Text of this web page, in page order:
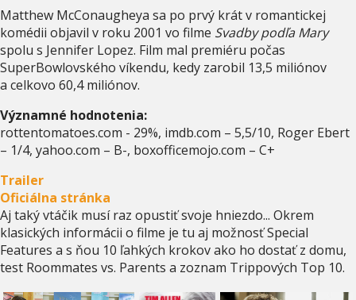
Matthew McConaugheya sa po prvý krát v romantickej
komédii objavil v roku 2001 vo filme Svadby podľa Mary
spolu s Jennifer Lopez. Film mal premiéru počas
SuperBowlovského víkendu, kedy zarobil 13,5 miliónov
a celkovo 60,4 miliónov.
Významné hodnotenia:
rottentomatoes.com - 29%, imdb.com – 5,5/10, Roger Ebert
– 1/4, yahoo.com – B-, boxofficemojo.com – C+
Trailer
Oficiálna stránka
Aj taký vtáčik musí raz opustiť svoje hniezdo... Okrem
klasických informácii o filme je tu aj možnosť Special
Features a s ňou 10 ľahkých krokov ako ho dostať z domu,
test Roommates vs. Parents a zoznam Trippových Top 10.